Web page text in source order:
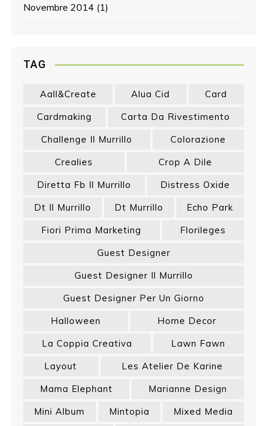
Novembre 2014 (1)
TAG
Aall&create Alua Cid
Card
Cardmaking
Carta Da Rivestimento
Challenge Il Murrillo
Colorazione
Crealies
Crop A Dile
Diretta Fb Il Murrillo
Distress Oxide
Dt Il Murrillo
Dt Murrillo
Echo Park
Fiori Prima Marketing
Florileges
Guest Designer
Guest Designer Il Murrillo
Guest Designer Per Un Giorno
Halloween
Home Decor
La Coppia Creativa
Lawn Fawn
Layout
Les Atelier De Karine
Mama Elephant
Marianne Design
Mini Album
Mintopia Mixed Media